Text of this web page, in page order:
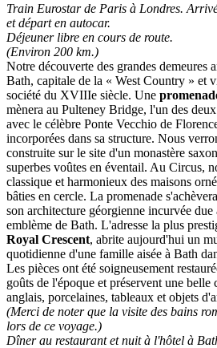
Train Eurostar de Paris à Londres.
et départ en autocar.
Déjeuner libre en cours de route.
(Environ 200 km.)
Notre découverte des grandes demeures
Bath, capitale de la « West Country » et
société du XVIIIe siècle. Une
mènera au Pulteney Bridge, l'un des
avec le célèbre Ponte Vecchio de
incorporées dans sa structure. Nous
construite sur le site d'un monastère
superbes voûtes en éventail. Au Circus,
classique et harmonieux des maisons
bâties en cercle. La promenade
son architecture géorgienne incurvée
emblème de Bath. L'adresse la plus
Royal Crescent, abrite aujourd'hui un
quotidienne d'une famille aisée à Bath
Les pièces ont été soigneusement
goûts de l'époque et préservent une
anglais, porcelaines, tableaux et objets
(Merci de noter que la visite des bains
lors de ce voyage.)
Dîner au restaurant et nuit à l'hôtel à